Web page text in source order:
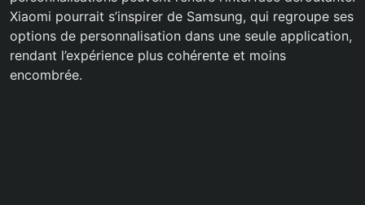
Xiaomi pourrait s’inspirer de Samsung, qui regroupe ses
options de personnalisation dans une seule application,
rendant l’expérience plus cohérente et moins
encombrée.